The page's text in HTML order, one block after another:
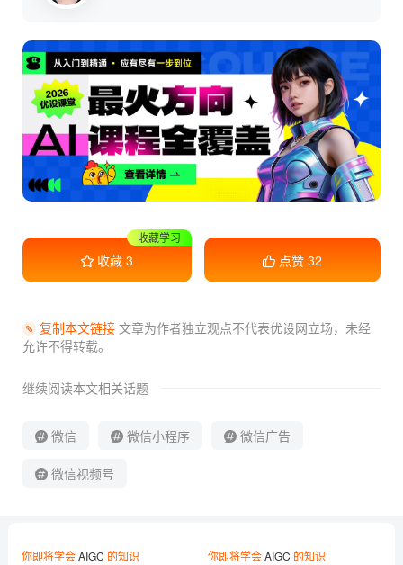
收藏 3
收藏学习
点赞 32
复制本文链接文章为作者独立观点不代表优设网立场， 未经
允许不得转载。
继续阅读本文相关话题
微信 微信小程序 微信广告
微信视频号
你即将学会AIGC 的知识 你即将学会AIGC 的知识